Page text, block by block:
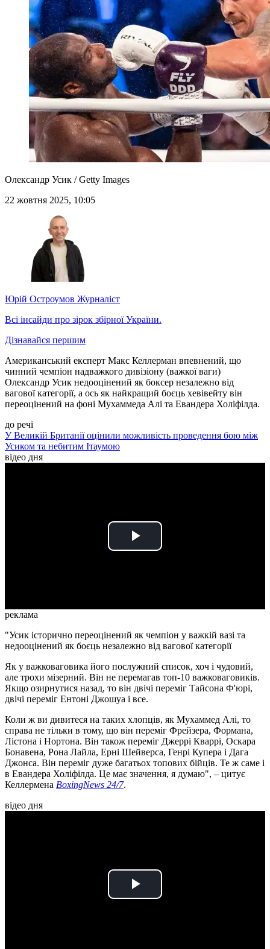
Олександр Усик / Getty Images
22 жовтня 2025, 10:05
Юрій Остроумов Журналіст
Всі інсайди про зірок збірної України.
Дізнавайся першим
Американський експерт Макс Келлерман впевнений, що
чинний чемпіон надважкого дивізіону (важкої ваги)
Олександр Усик недооцінений як боксер незалежно від
вагової категорії, а ось як найкращий боєць хевівейту він
переоцінений на фоні Мухаммеда Алі та Евандера Холіфілда.
до речі
У Великій Британії оцінили можливість проведення бою між
Усиком та небитим Ітаумою
відео дня
Play
реклама
"Усик історично переоцінений як чемпіон у важкій вазі та
недооцінений як боєць незалежно від вагової категорії
Як у важковаговика його послужний список, хоч і чудовий,
але трохи мізерний. Він не перемагав топ-10 важковаговиків.
Якщо озирнутися назад, то він двічі переміг Тайсона Ф'юрі,
двічі переміг Ентоні Джошуа і все.
Коли ж ви дивитеся на таких хлопців, як Мухаммед Алі, то
справа не тільки в тому, що він переміг Фрейзера, Формана,
Лістона і Нортона. Він також переміг Джеррі Кваррі, Оскара
Бонавена, Рона Лайла, Ерні Шейверса, Генрі Купера і Дага
Джонса. Він переміг дуже багатьох топових бійців. Те ж саме і
в Евандера Холіфілда. Це має значення, я думаю", – цитує
Келлермена BoxingNews 24/7.
відео дня
Play